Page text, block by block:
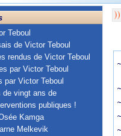
Teboul
de Victor Teboul
rendus de Victor Teboul
par Victor Teboul
par Victor Teboul
de vingt ans de
publiques !
Kamga
Melkevik